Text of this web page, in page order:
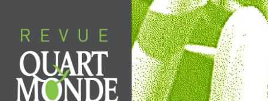
content